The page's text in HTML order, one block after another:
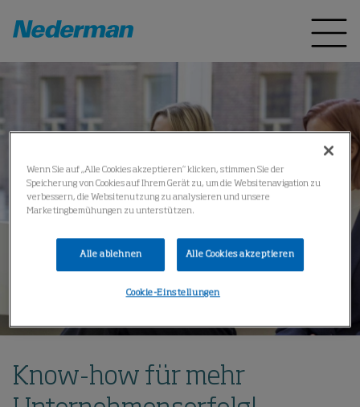
Know-how für mehr
Wenn Sie auf „Alle Cookies akzeptieren“ klicken, stimmen Sie der
Speicherung von Cookies auf Ihrem Gerät zu, um die Websitenavigation zu
verbessern, die Websitenutzung zu analysieren und unsere
Marketingbemühungen zu unterstützen.
Alle ablehnen Alle Cookies akzeptieren
Cookie-Einstellungen